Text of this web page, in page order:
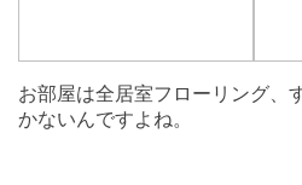
お部屋は全居室フローリング、
かないんですよね。